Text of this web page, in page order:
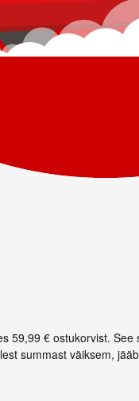
59,99 € ostukorvist.
summast väiksem,